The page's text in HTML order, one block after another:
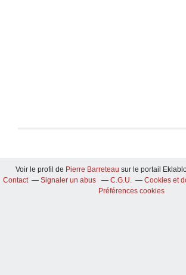
Voir le profil de Pierre Barreteau sur le portail
Contact
Signaler un abus C.G.U.
Cookies et
Préférences cookies